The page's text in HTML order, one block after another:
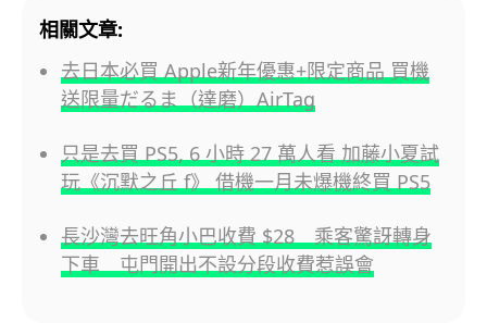
相關文章:
去日本必買 Apple新年優惠+限定商品 買機
送限量だるま（達磨）AirTag
只是去買 PS5, 6 小時 27 萬人看 加藤小夏試
玩《沉默之丘 f》 借機一月未爆機終買 PS5
長沙灣去旺角小巴收費 $28 乘客驚訝轉身
下車 屯門開出不設分段收費惹誤會